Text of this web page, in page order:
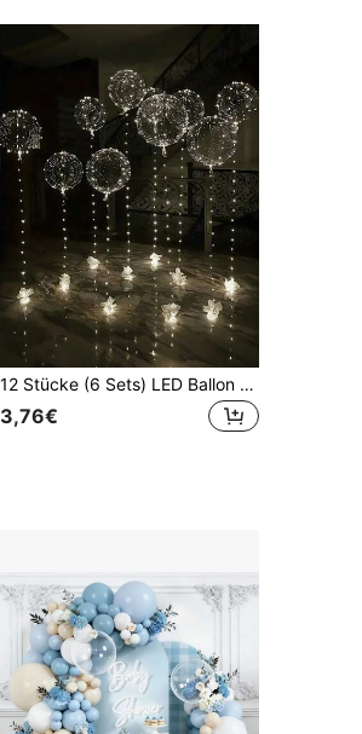
12 Stücke (6 Sets) LED Ballon Lichterkette, transparentes Bubble Ball Design, geeignet für Geburtstag, Hochzeit, Jahrestag, Valentinstag, Sommerstrand Party Dekoration, Innenraum Party Dekoration, warmweißes Licht
3,76€